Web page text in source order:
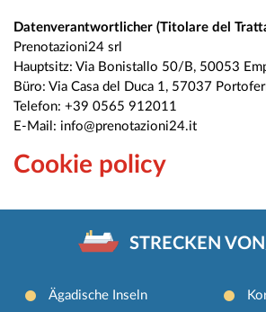
Datenverantwortlicher (Titolare del
Prenotazioni24 srl
Hauptsitz: Via Bonistallo 50/B, 50053
Büro: Via Casa del Duca 1, 57037
Telefon: +39 0565 912011
E-Mail: info@prenotazioni24.it
Cookie policy
STRECKEN
Ägadische Inseln